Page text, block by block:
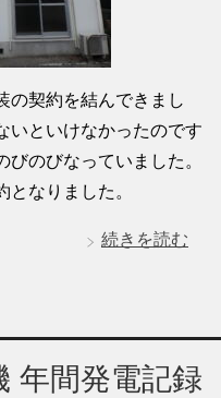
の契約を結んできまし
いといけなかったのです
のびなっていました。
なりました。
続きを読む
年間発電記録